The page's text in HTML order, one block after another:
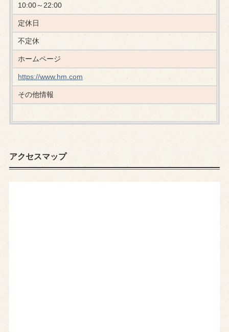
10:00～22:00
定休日
不定休
ホームページ
https://www.hm.com
その他情報
アクセスマップ